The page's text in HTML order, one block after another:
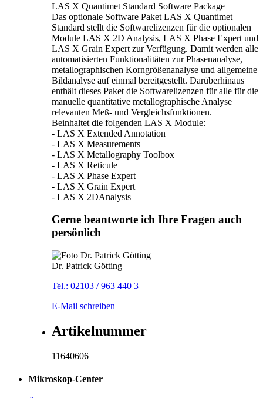
LAS X Quantimet Standard Software Package
Das optionale Software Paket LAS X Quantimet
Standard stellt die Softwarelizenzen für die optionalen
Module LAS X 2D Analysis, LAS X Phase Expert und
LAS X Grain Expert zur Verfügung. Damit werden alle
automatisierten Funktionalitäten zur Phasenanalyse,
metallographischen Korngrößenanalyse und allgemeine
Bildanalyse auf einmal bereitgestellt. Darüberhinaus
enthält dieses Paket die Softwarelizenzen für alle für die
manuelle quantitative metallographische Analyse
relevanten Meß- und Vergleichsfunktionen.
Beinhaltet die folgenden LAS X Module:
- LAS X Extended Annotation
- LAS X Measurements
- LAS X Metallography Toolbox
- LAS X Reticule
- LAS X Phase Expert
- LAS X Grain Expert
- LAS X 2DAnalysis
Gerne beantworte ich Ihre Fragen auch
persönlich
Dr. Patrick Götting
Tel.: 02103 / 963 440 3
E-Mail schreiben
Artikelnummer
11640606
Mikroskop-Center